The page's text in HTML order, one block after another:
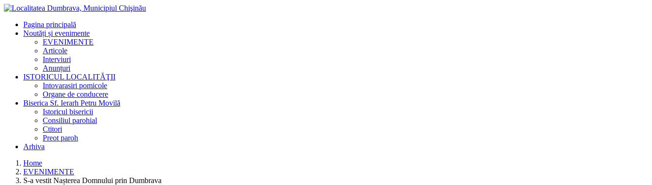
Pagina principală
Noutăți și evenimente
EVENIMENTE
Articole
Interviuri
Anunțuri
ISTORICUL LOCALITĂŢII
Intovarasiri pomicole
Organe de conducere
Biserica Sf. Ierarh Petru Movilă
Istoricul bisericii
Consiliul parohial
Ctitori
Preot paroh
Arhiva
Home
EVENIMENTE
S-a vestit Nașterea Domnului prin Dumbrava